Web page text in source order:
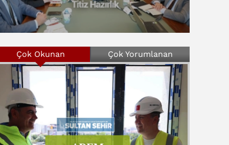
Çok Okunan Çok Yorumlanan